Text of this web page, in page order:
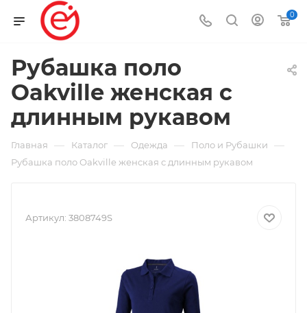
0
Рубашка поло
Oakville женская с
длинным рукавом
Главная — Каталог — Одежда — Поло и Рубашки —
Рубашка поло Oakville женская с длинным рукавом
Артикул: 3808749S